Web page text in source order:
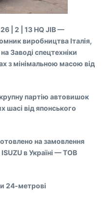
| 2 | 13 HQ JIB —
виробництва Італія,
Заводі спецтехніки
з мінімальною масою від
партію автовишок
шасі від японського
на замовлення
в Україні — ТОВ
24-метрові